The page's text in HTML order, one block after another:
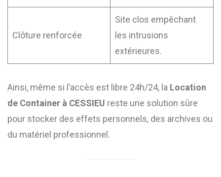
Clôture renforcée
Site clos empêchant
les intrusions
extérieures.
Ainsi, même si l’accès est libre 24h/24, la Location
de Container à CESSIEU reste une solution sûre
pour stocker des effets personnels, des archives ou
du matériel professionnel.